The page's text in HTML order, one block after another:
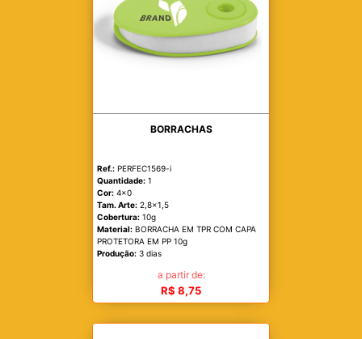
BORRACHAS
Ref.: PERFEC1569-i
Quantidade: 1
Cor: 4x0
Tam. Arte: 2,8x1,5
Cobertura: 10g
Material: BORRACHA EM TPR COM CAPA
PROTETORA EM PP 10g
Produção: 3 dias
a partir de:
R$ 8,75